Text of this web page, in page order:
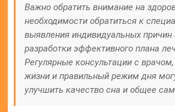
Важно обратить внимание на
необходимости обратиться к
выявления индивидуальных
разработки эффективного плана
Регулярные консультации с
жизни и правильный режим дня
улучшить качество сна и общее